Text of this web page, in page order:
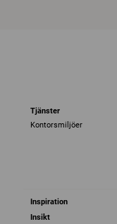
Tjänster
Kontorsmiljöer
Inspiration
Insikt